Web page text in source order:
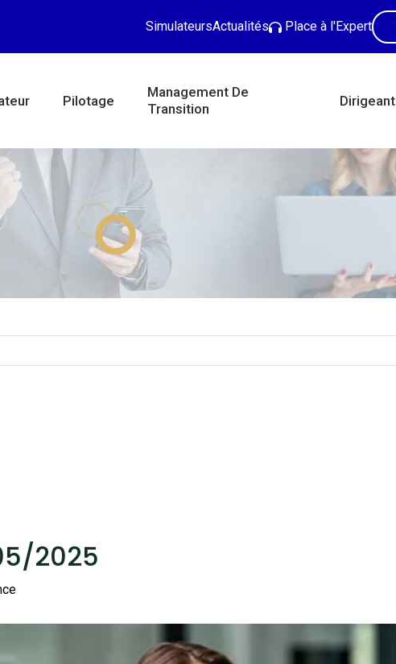
SimulateursActualités Place à l'Expert
Pilotage
Management De
Transition
Dirigeant
2025